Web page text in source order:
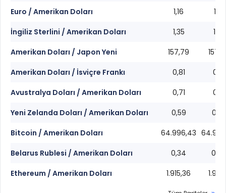
Euro / Amerikan Doları
1,16
1,16
İngiliz Sterlini / Amerikan Doları
1,35
1,35
Amerikan Doları / Japon Yeni
157,79
Amerikan Doları / İsviçre Frankı
0,81
0,81
Avustralya Doları / Amerikan Doları
0,71
0,71
Yeni Zelanda Doları / Amerikan Doları
0,59
0,59
Bitcoin / Amerikan Doları
64.996,43
Belarus Rublesi / Amerikan Doları
0,34
0,34
Ethereum / Amerikan Doları
1.915,36